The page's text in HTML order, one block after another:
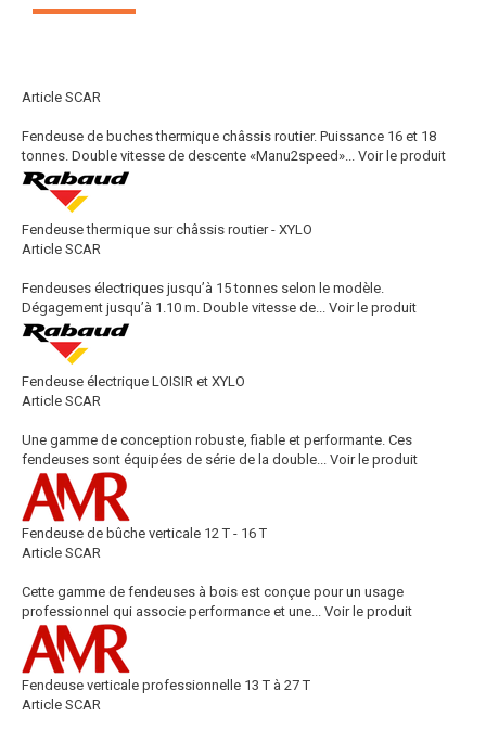
Article SCAR
Fendeuse de buches thermique châssis routier. Puissance 16 et 18
tonnes. Double vitesse de descente «Manu2speed»... Voir le produit
Fendeuse thermique sur châssis routier - XYLO
Article SCAR
Fendeuses électriques jusqu’à 15 tonnes selon le modèle.
Dégagement jusqu’à 1.10 m. Double vitesse de... Voir le produit
Fendeuse électrique LOISIR et XYLO
Article SCAR
Une gamme de conception robuste, fiable et performante. Ces
fendeuses sont équipées de série de la double... Voir le produit
Fendeuse de bûche verticale 12 T - 16 T
Article SCAR
Cette gamme de fendeuses à bois est conçue pour un usage
professionnel qui associe performance et une... Voir le produit
Fendeuse verticale professionnelle 13 T à 27 T
Article SCAR